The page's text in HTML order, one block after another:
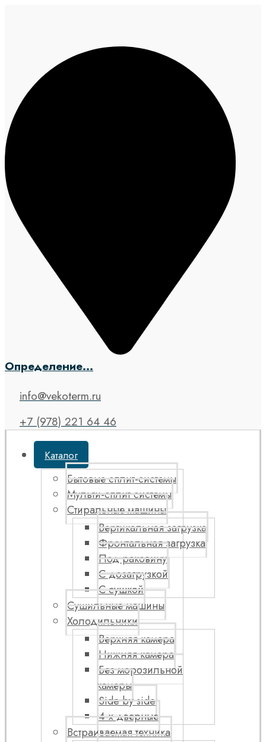
Определение...
info@vekoterm.ru
+7 (978) 221 64 46
Каталог
Бытовые сплит-системы
Мульти-сплит системы
Стиральные машины
Вертикальная загрузка
Фронтальная загрузка
Под раковину
С дозагрузкой
С сушкой
Сушильные машины
Холодильники
Верхняя камера
Нижняя камера
Без морозильной
камеры
Side by side
4-х дверные
Встраиваемая техника